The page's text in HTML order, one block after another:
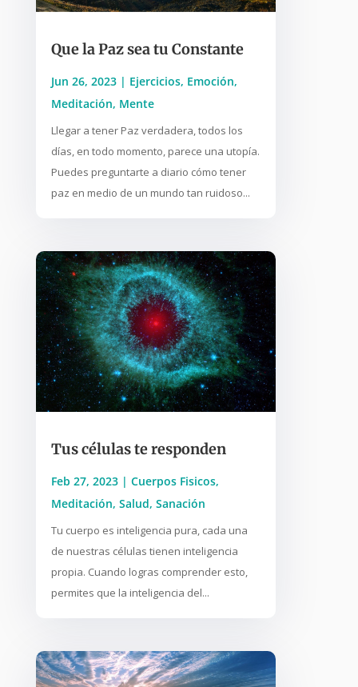
Que la Paz sea tu Constante
Jun 26, 2023| Ejercicios, Emoción,
Meditación, Mente
Llegar a tener Paz verdadera, todos los
días, en todo momento, parece una utopía.
Puedes preguntarte a diario cómo tener
paz en medio de un mundo tan ruidoso...
Tus células te responden
Feb 27, 2023| Cuerpos Fisicos,
Meditación, Salud, Sanación
Tu cuerpo es inteligencia pura, cada una
de nuestras células tienen inteligencia
propia. Cuando logras comprender esto,
permites que la inteligencia del...